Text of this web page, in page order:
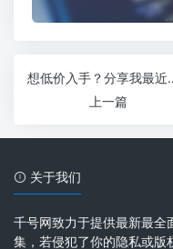
想低价入手？
上一篇
关于我们
千号网致力于提供最新最全
集，若侵犯了你的隐私或版